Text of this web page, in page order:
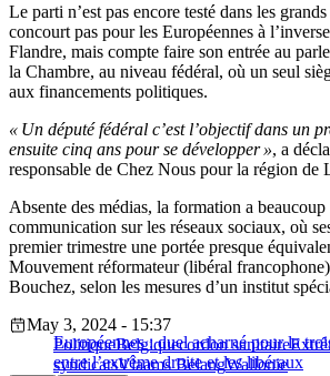
Le parti n’est pas encore testé dans les
concourt pas pour les Européennes à
Flandre, mais compte faire son entrée au
la Chambre, au niveau fédéral, où un seul
aux financements politiques.
« Un député fédéral c’est l’objectif dans un
ensuite cinq ans pour se développer », a
responsable de Chez Nous pour la région de
Absente des médias, la formation a
communication sur les réseaux sociaux, où
premier trimestre une portée presque
Mouvement réformateur (libéral
Bouchez, selon les mesures d’un institut
Européennes : duel acharné pour la
entre l’extrême droite et les libéraux
May 3, 2024 - 15:37
PolitiqueBelgiquecordon sanitaire
syndicatsVlaams BelangWallonie